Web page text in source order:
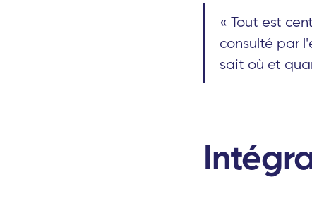
« Tout est
consulté par
sait où et